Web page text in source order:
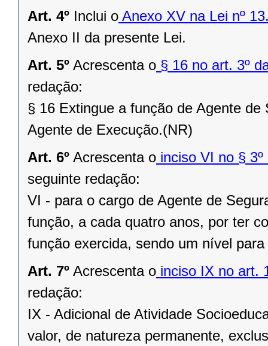
Art. 4º Inclui o Anexo XV na Lei nº
Anexo II da presente Lei.
Art. 5º Acrescenta o § 16 no art. 3º
redação:
§ 16 Extingue a função de Agente
Agente de Execução.(NR)
Art. 6º Acrescenta o inciso VI no §
seguinte redação:
VI - para o cargo de Agente de
função, a cada quatro anos, por ter
função exercida, sendo um nível
Art. 7º Acrescenta o inciso IX no art.
redação:
IX - Adicional de Atividade
valor, de natureza permanente,